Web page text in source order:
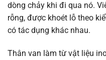
dòng chảy khi đi qua nó.
rỗng, được khoét lỗ theo
có tác dụng khác nhau.
Thân van làm từ vật liệu